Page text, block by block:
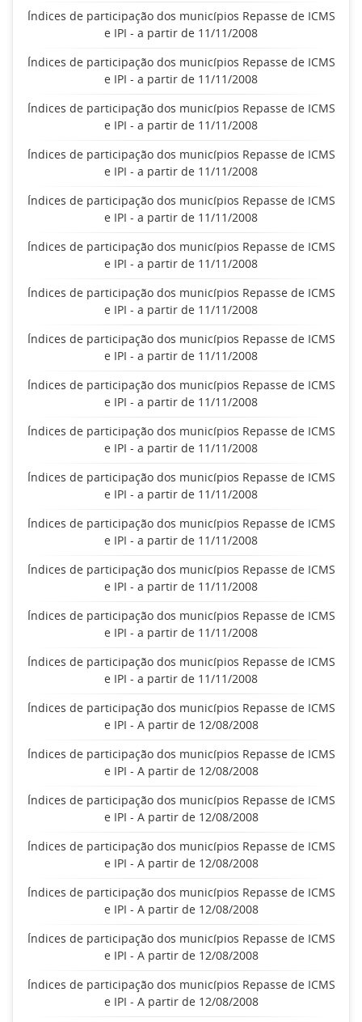
Índices de participação dos municípios Repasse de ICMS
e IPI - a partir de 11/11/2008
Índices de participação dos municípios Repasse de ICMS
e IPI - a partir de 11/11/2008
Índices de participação dos municípios Repasse de ICMS
e IPI - a partir de 11/11/2008
Índices de participação dos municípios Repasse de ICMS
e IPI - a partir de 11/11/2008
Índices de participação dos municípios Repasse de ICMS
e IPI - a partir de 11/11/2008
Índices de participação dos municípios Repasse de ICMS
e IPI - a partir de 11/11/2008
Índices de participação dos municípios Repasse de ICMS
e IPI - a partir de 11/11/2008
Índices de participação dos municípios Repasse de ICMS
e IPI - a partir de 11/11/2008
Índices de participação dos municípios Repasse de ICMS
e IPI - a partir de 11/11/2008
Índices de participação dos municípios Repasse de ICMS
e IPI - a partir de 11/11/2008
Índices de participação dos municípios Repasse de ICMS
e IPI - a partir de 11/11/2008
Índices de participação dos municípios Repasse de ICMS
e IPI - a partir de 11/11/2008
Índices de participação dos municípios Repasse de ICMS
e IPI - a partir de 11/11/2008
Índices de participação dos municípios Repasse de ICMS
e IPI - a partir de 11/11/2008
Índices de participação dos municípios Repasse de ICMS
e IPI - a partir de 11/11/2008
Índices de participação dos municípios Repasse de ICMS
e IPI - A partir de 12/08/2008
Índices de participação dos municípios Repasse de ICMS
e IPI - A partir de 12/08/2008
Índices de participação dos municípios Repasse de ICMS
e IPI - A partir de 12/08/2008
Índices de participação dos municípios Repasse de ICMS
e IPI - A partir de 12/08/2008
Índices de participação dos municípios Repasse de ICMS
e IPI - A partir de 12/08/2008
Índices de participação dos municípios Repasse de ICMS
e IPI - A partir de 12/08/2008
Índices de participação dos municípios Repasse de ICMS
e IPI - A partir de 12/08/2008